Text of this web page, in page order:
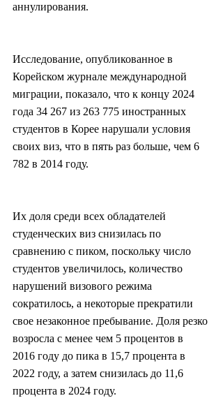
аннулирования.
Исследование, опубликованное в
Корейском журнале международной
миграции, показало, что к концу 2024
года 34 267 из 263 775 иностранных
студентов в Корее нарушали условия
своих виз, что в пять раз больше, чем 6
782 в 2014 году.
Их доля среди всех обладателей
студенческих виз снизилась по
сравнению с пиком, поскольку число
студентов увеличилось, количество
нарушений визового режима
сократилось, а некоторые прекратили
свое незаконное пребывание. Доля резко
возросла с менее чем 5 процентов в
2016 году до пика в 15,7 процента в
2022 году, а затем снизилась до 11,6
процента в 2024 году.